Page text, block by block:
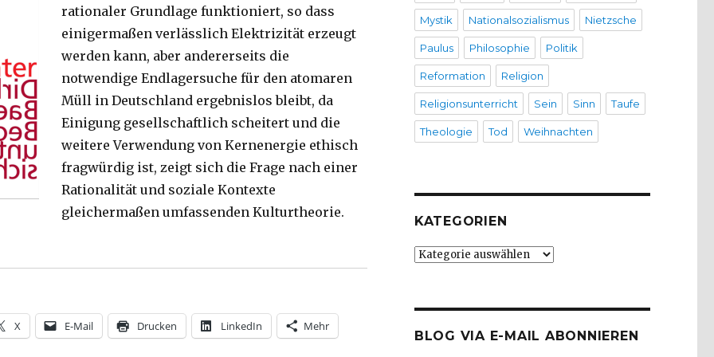
rationaler Grundlage funktioniert, so dass
einigermaßen verlässlich Elektrizität erzeugt
werden kann, aber andererseits die
notwendige Endlagersuche für den atomaren
Müll in Deutschland ergebnislos bleibt, da
Einigung gesellschaftlich scheitert und die
weitere Verwendung von Kernenergie ethisch
fragwürdig ist, zeigt sich die Frage nach einer
Rationalität und soziale Kontexte
gleichermaßen umfassenden Kulturtheorie.
berechnen. Rezension von Christoph Fleischer, Werl 2013“
X E-Mail Drucken LinkedIn Mehr
Mystik Nationalsozialismus Nietzsche
Paulus Philosophie Politik
Reformation Religion
Religionsunterricht Sein Sinn Taufe
Theologie Tod Weihnachten
KATEGORIEN
Kategorien
BLOG VIA E-MAIL ABONNIEREN